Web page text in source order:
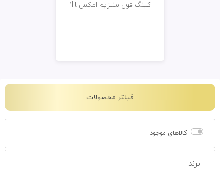
فیلتر محصولات
کالاهای موجود
برند
کینگ فول منیزیم امکس 1lit